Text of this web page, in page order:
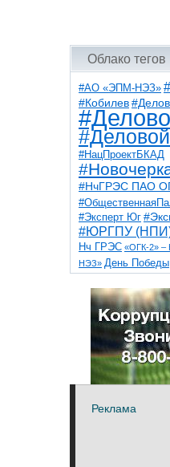
Облако тегов
#АО «ЭПМ-НЭЗ»
#Кобилев
#НацПроектБКАД
#НчГРЭС ПАО
#Эксперт Юг
#ЮРГПУ
Нч ГРЭС «ОГК-2» –
НЭЗ» День Победы
НчГРЭС
детидороги
общественная
спорт театр
Реклама